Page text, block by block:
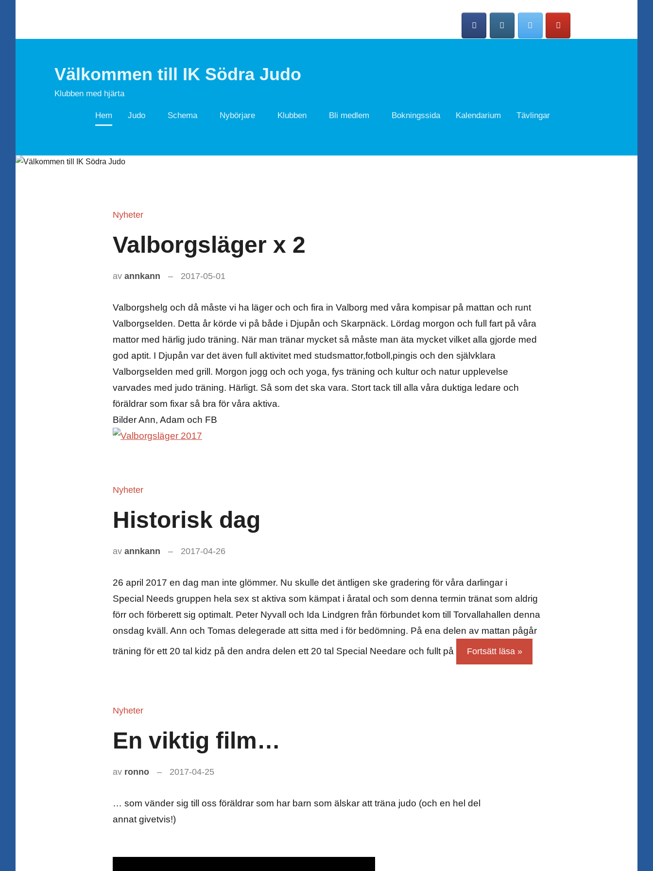
Välkommen till IK Södra Judo
Klubben med hjärta
Hem Judo Schema Nybörjare Klubben Bli medlem Bokningssida Kalendarium Tävlingar
Nyheter
Valborgsläger x 2
av annkann 2017-05-01
Valborgshelg och då måste vi ha läger och och fira in Valborg med våra kompisar på mattan och runt
Valborgselden. Detta år körde vi på både i Djupån och Skarpnäck. Lördag morgon och full fart på våra
mattor med härlig judo träning. När man tränar mycket så måste man äta mycket vilket alla gjorde med
god aptit. I Djupån var det även full aktivitet med studsmattor,fotboll,pingis och den självklara
Valborgselden med grill. Morgon jogg och och yoga, fys träning och kultur och natur upplevelse
varvades med judo träning. Härligt. Så som det ska vara. Stort tack till alla våra duktiga ledare och
föräldrar som fixar så bra för våra aktiva.
Bilder Ann, Adam och FB
Nyheter
Historisk dag
av annkann 2017-04-26
26 april 2017 en dag man inte glömmer. Nu skulle det äntligen ske gradering för våra darlingar i
Special Needs gruppen hela sex st aktiva som kämpat i åratal och som denna termin tränat som aldrig
förr och förberett sig optimalt. Peter Nyvall och Ida Lindgren från förbundet kom till Torvallahallen denna
onsdag kväll. Ann och Tomas delegerade att sitta med i för bedömning. På ena delen av mattan pågår
träning för ett 20 tal kidz på den andra delen ett 20 tal Special Needare och fullt på
Fortsätt läsa
Nyheter
En viktig film…
av ronno 2017-04-25
… som vänder sig till oss föräldrar som har barn som älskar att träna judo (och en hel del
annat givetvis!)